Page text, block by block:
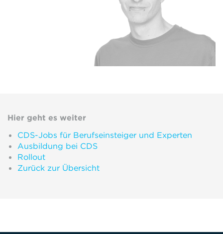
Hier geht es weiter
CDS-Jobs für Berufseinsteiger und Experten
Ausbildung bei CDS
Rollout
Zurück zur Übersicht